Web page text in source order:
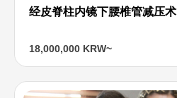
经皮脊柱内镜下腰椎管减压术
18,000,000 KRW~